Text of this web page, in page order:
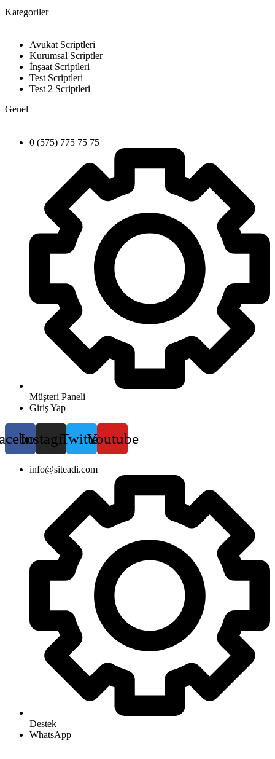
Kategoriler
Avukat Scriptleri
Kurumsal Scriptler
İnşaat Scriptleri
Test Scriptleri
Test 2 Scriptleri
Genel
0 (575) 775 75 75
Müşteri Paneli
Giriş Yap
InstagramTwitterYoutube
info@siteadi.com
Destek
WhatsApp